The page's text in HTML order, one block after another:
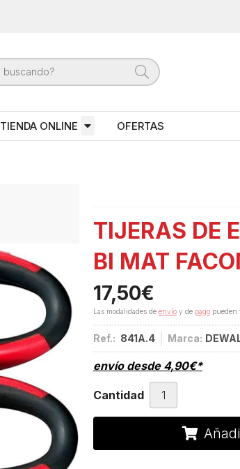
TIENDA ONLINE OFERTAS
TIJERAS DE
BI MAT
17,50€
Las modalidades de envío y de pago pueden
Ref.: 841A.4 Marca:
envío desde 4,90€*
Cantidad